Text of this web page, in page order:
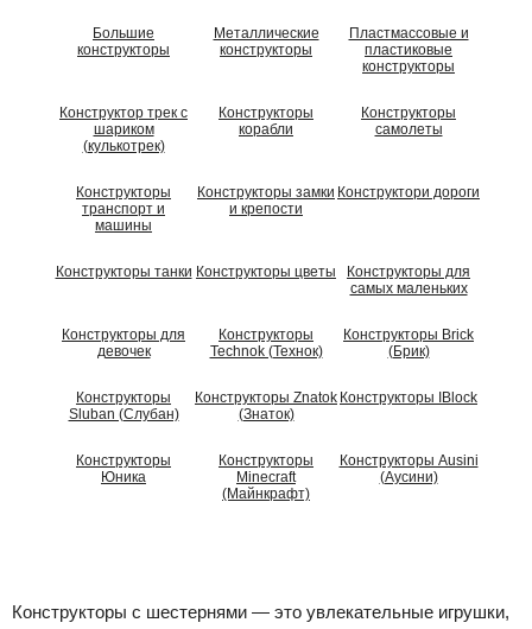
Большие
конструкторы
Металлические
конструкторы
Пластмассовые и
пластиковые
конструкторы
Конструктор трек с
шариком
(кулькотрек)
Конструкторы
корабли
Конструкторы
самолеты
Конструкторы
транспорт и
машины
Конструкторы замки
и крепости
Конструктори дороги
Конструкторы танки Конструкторы цветы
Конструкторы для
самых маленьких
Конструкторы для
девочек
Конструкторы
Technok (Технок)
Конструкторы Brick
(Брик)
Конструкторы
Sluban (Слубан)
Конструкторы Znatok
(Знаток)
Конструкторы IBlock
Конструкторы
Юника
Конструкторы
Minecraft
(Майнкрафт)
Конструкторы Ausini
(Аусини)
Конструкторы с шестернями — это увлекательные игрушки,